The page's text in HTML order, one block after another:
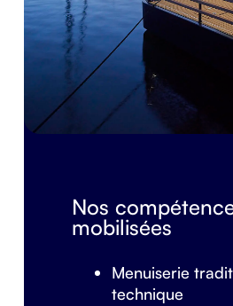
Nos
mobilisées
Menuiserie
technique